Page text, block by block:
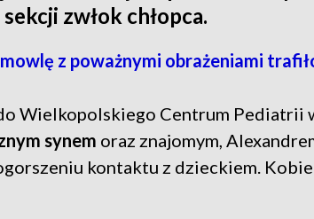
zwłok chłopca.
z poważnymi obrażeniami
Wielkopolskiego Centrum Pediatrii
synem oraz znajomym,
kontaktu z dzieckiem.